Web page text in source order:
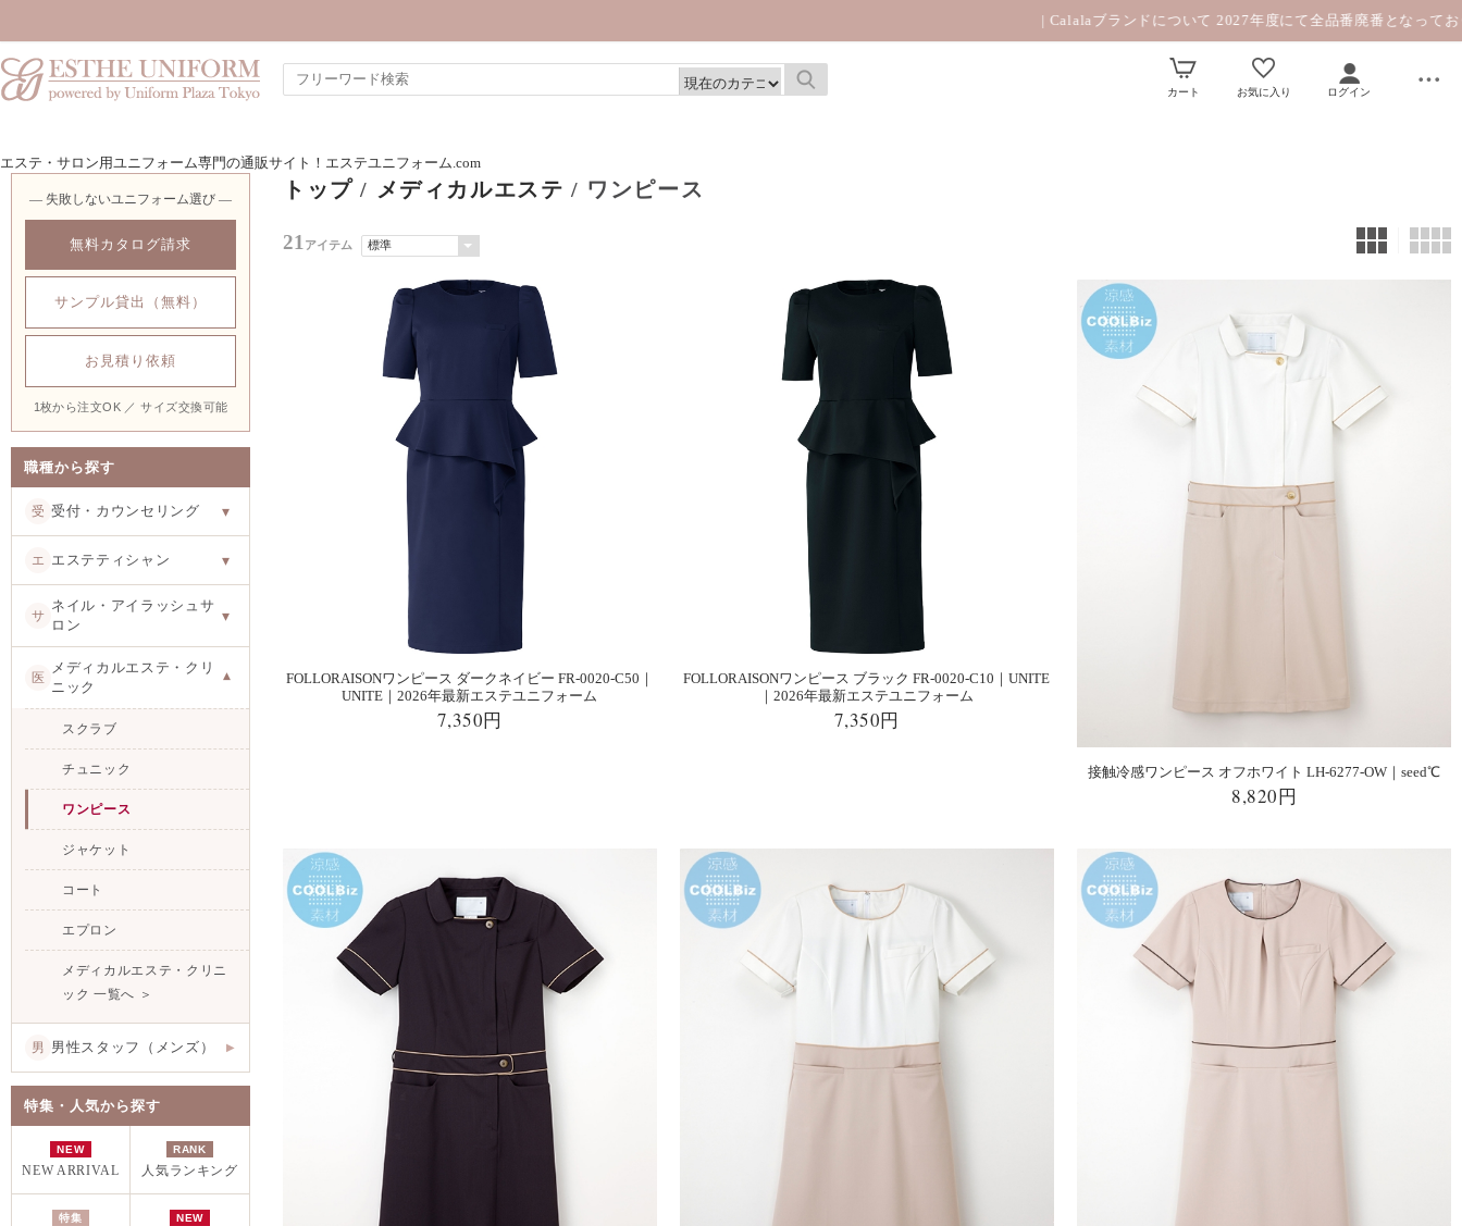
カート お気に入り ログイン
| Calalaブランドについて 2027年度にて全品番廃番となっております。|
エステ・サロン用ユニフォーム専門の通販サイト！エステユニフォーム.com
― 失敗しないユニフォーム選び ―
無料カタログ請求
サンプル貸出（無料）
お見積り依頼
1枚から注文OK ／ サイズ交換可能
職種から探す
受 受付・カウンセリング ▾
エ エステティシャン ▾
サ
ネイル・アイラッシュサ
ロン
▾
医
メディカルエステ・クリ
ニック
▾
スクラブ
チュニック
ワンピース
ジャケット
コート
エプロン
メディカルエステ・クリニ
ック 一覧へ ＞
男 男性スタッフ（メンズ） ▶
特集・人気から探す
NEW
NEW ARRIVAL
RANK
人気ランキング
特集 NEW
トップ/ メディカルエステ / ワンピース
21 アイテム
FOLLORAISONワンピース ダークネイビー FR-0020-C50｜
UNITE｜2026年最新エステユニフォーム
7,350円
FOLLORAISONワンピース ブラック FR-0020-C10｜UNITE
｜2026年最新エステユニフォーム
7,350円
接触冷感ワンピース オフホワイト LH-6277-OW｜seed℃
8,820円